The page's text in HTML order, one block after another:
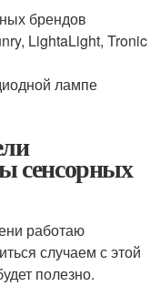
брендов
LightaLight, Tronic
лампе
сенсорных
работаю
случаем с этой
полезно.